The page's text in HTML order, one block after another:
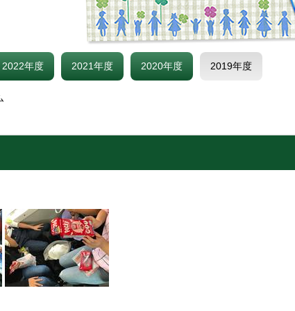
2022年度 2021年度 2020年度 2019年度